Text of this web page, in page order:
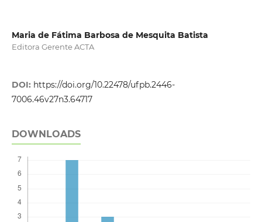
Maria de Fátima Barbosa de Mesquita Batista
Editora Gerente ACTA
DOI: https://doi.org/10.22478/ufpb.2446-
7006.46v27n3.64717
DOWNLOADS